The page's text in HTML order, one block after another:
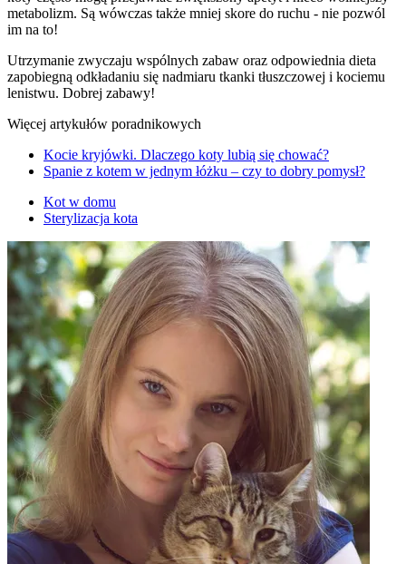
metabolizm. Są wówczas także mniej skore do ruchu - nie pozwól
im na to!
Utrzymanie zwyczaju wspólnych zabaw oraz odpowiednia dieta
zapobiegną odkładaniu się nadmiaru tkanki tłuszczowej i kociemu
lenistwu. Dobrej zabawy!
Więcej artykułów poradnikowych
Kocie kryjówki. Dlaczego koty lubią się chować?
Spanie z kotem w jednym łóżku – czy to dobry pomysł?
Kot w domu
Sterylizacja kota